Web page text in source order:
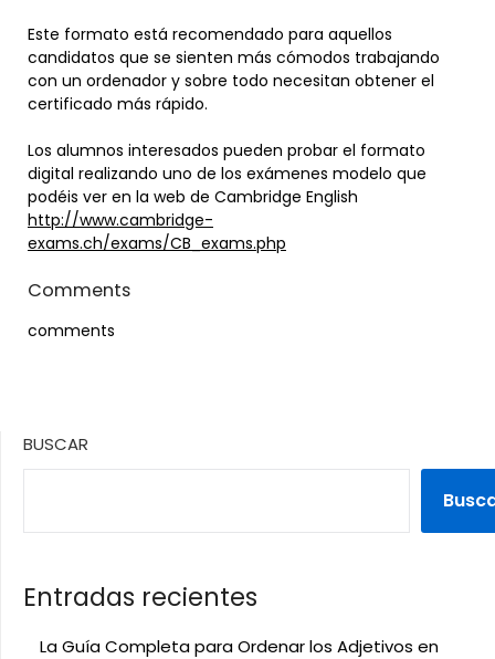
Este formato está recomendado para aquellos
candidatos que se sienten más cómodos trabajando
con un ordenador y sobre todo necesitan obtener el
certificado más rápido.
Los alumnos interesados pueden probar el formato
digital realizando uno de los exámenes modelo que
podéis ver en la web de Cambridge English
http://www.cambridge-
exams.ch/exams/CB_exams.php
Comments
comments
BUSCAR
Entradas recientes
La Guía Completa para Ordenar los Adjetivos en